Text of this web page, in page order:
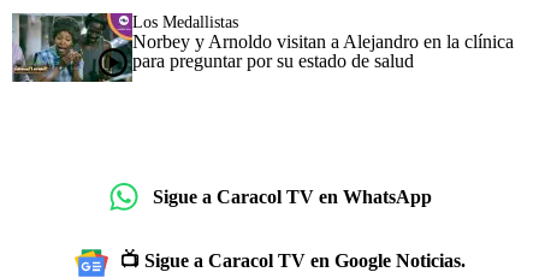
Los Medallistas
Norbey y Arnoldo visitan a Alejandro en la clínica
para preguntar por su estado de salud
Sigue a Caracol TV en WhatsApp
📺 Sigue a Caracol TV en Google Noticias.